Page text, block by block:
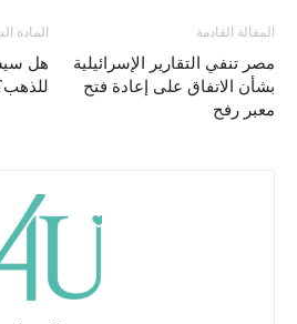
المادة
هل
المقالة القادمة
مصر تنفي التقارير الإسرائيلية
بشأن الاتفاق على إعادة فتح
معبر رفح